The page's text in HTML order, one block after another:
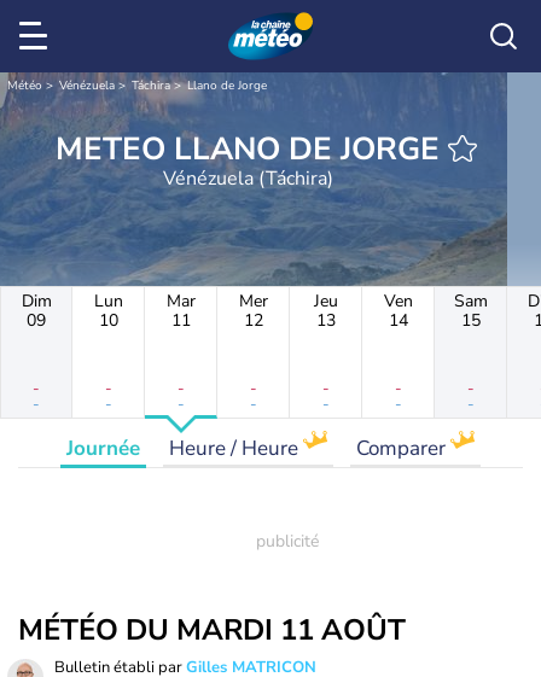
Météo Vénézuela Táchira Llano de Jorge
METEO LLANO DE JORGE
Vénézuela (Táchira)
Dim
09
-
-
Lun
10
-
-
Mar
11
-
-
Mer
12
-
-
Jeu
13
-
-
Ven
14
-
-
Sam
15
-
-
Journée Heure / Heure Comparer
MÉTÉO DU MARDI 11 AOÛT
Bulletin établi parGilles MATRICON